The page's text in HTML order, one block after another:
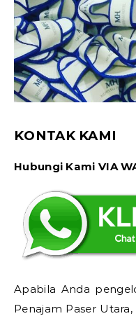
KONTAK KAMI
Hubungi Kami VIA
Apabila Anda
Penajam Paser